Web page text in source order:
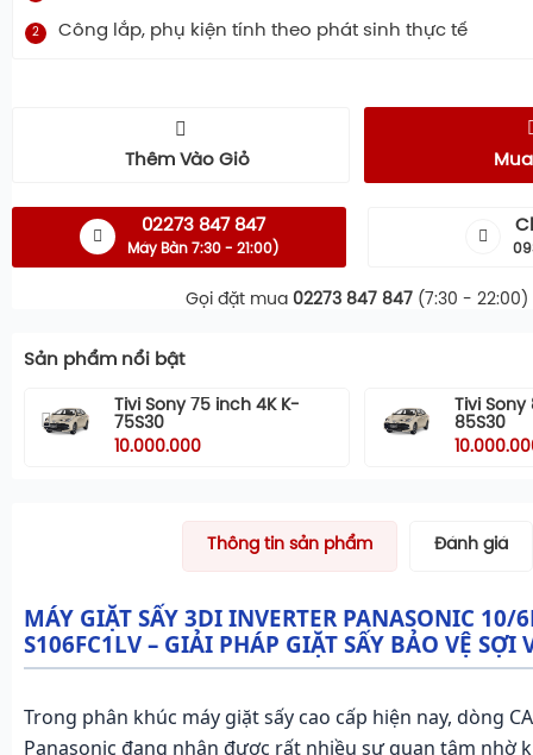
2 Công lắp, phụ kiện tính theo phát sinh thực tế
Thêm Vào Giỏ
02273 847 847
Máy Bàn 7:30 - 21:00)
Gọi đặt mua 02273 847 847 (7:30 - 22:00)
Thông tin sản phẩm Đánh giá
MÁY GIẶT SẤY 3DI INVERTER PANASONIC 10/
S106FC1LV – GIẢI PHÁP GIẶT SẤY BẢO VỆ SỢI
Trong phân khúc máy giặt sấy cao cấp hiện nay, dòng
Panasonic đang nhận được rất nhiều sự quan tâm nhờ
Sản phẩm nổi bật
Tivi Sony 75 inch 4K K-
75S30
10.000.000
Tivi
85S30